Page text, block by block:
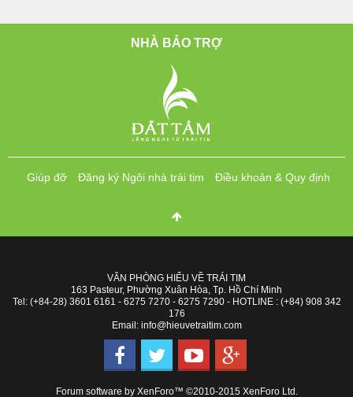
NHÀ BẢO TRỢ
Giúp đỡ Đăng ký Ngôi nhà trái tim Điều khoản & Quy định
VĂN PHÒNG HIỂU VỀ TRÁI TIM
163 Pasteur, Phường Xuân Hòa, Tp. Hồ Chí Minh
Tel: (+84-28) 3601 6161 - 6275 7270 - 6275 7290 - HOTLINE : (+84) 908 342
176
Email: info@hieuvetraitim.com
Forum software by XenForo™ ©2010-2015 XenForo Ltd.